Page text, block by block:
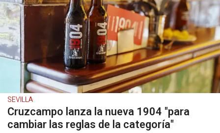
SEVILLA
Cruzcampo lanza la nueva 1904 "para
cambiar las reglas de la categoría"